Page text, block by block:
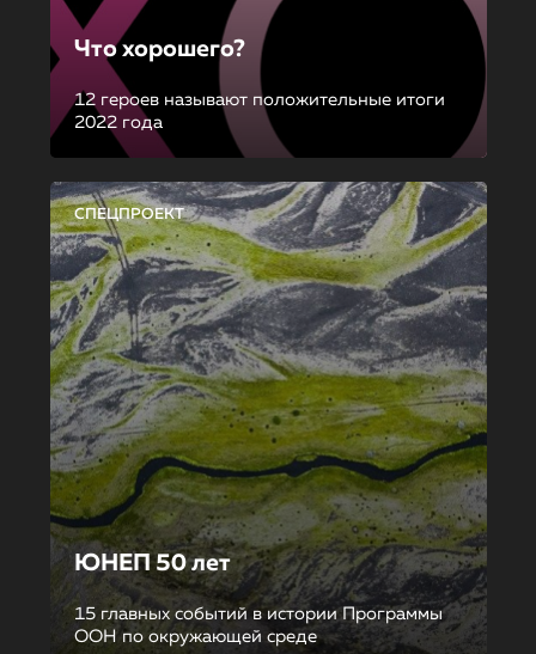
Что хорошего?
12 героев называют положительные итоги
2022 года
СПЕЦПРОЕКТ
ЮНЕП 50 лет
15 главных событий в истории Программы
ООН по окружающей среде